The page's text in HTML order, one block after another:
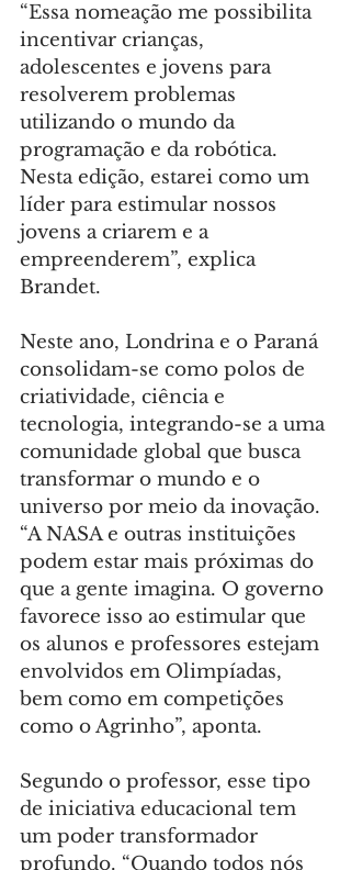
“Essa nomeação me possibilita
incentivar crianças,
adolescentes e jovens para
resolverem problemas
utilizando o mundo da
programação e da robótica.
Nesta edição, estarei como um
líder para estimular nossos
jovens a criarem e a
empreenderem”, explica
Brandet.
Neste ano, Londrina e o Paraná
consolidam-se como polos de
criatividade, ciência e
tecnologia, integrando-se a uma
comunidade global que busca
transformar o mundo e o
universo por meio da inovação.
“A NASA e outras instituições
podem estar mais próximas do
que a gente imagina. O governo
favorece isso ao estimular que
os alunos e professores estejam
envolvidos em Olimpíadas,
bem como em competições
como o Agrinho”, aponta.
Segundo o professor, esse tipo
de iniciativa educacional tem
um poder transformador
profundo. “Quando todos nós